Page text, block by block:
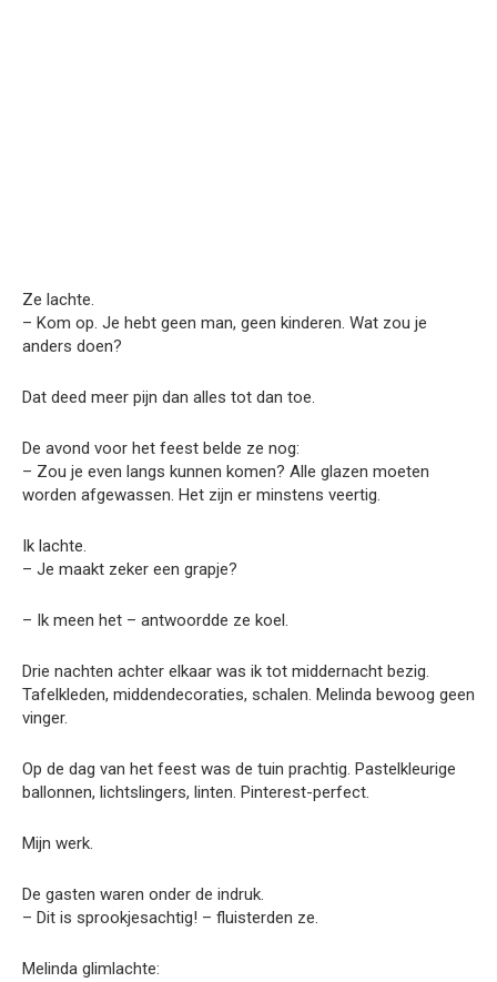
Ze lachte.
– Kom op. Je hebt geen man, geen kinderen. Wat zou je
anders doen?
Dat deed meer pijn dan alles tot dan toe.
De avond voor het feest belde ze nog:
– Zou je even langs kunnen komen? Alle glazen moeten
worden afgewassen. Het zijn er minstens veertig.
Ik lachte.
– Je maakt zeker een grapje?
– Ik meen het – antwoordde ze koel.
Drie nachten achter elkaar was ik tot middernacht bezig.
Tafelkleden, middendecoraties, schalen. Melinda bewoog geen
vinger.
Op de dag van het feest was de tuin prachtig. Pastelkleurige
ballonnen, lichtslingers, linten. Pinterest-perfect.
Mijn werk.
De gasten waren onder de indruk.
– Dit is sprookjesachtig! – fluisterden ze.
Melinda glimlachte: